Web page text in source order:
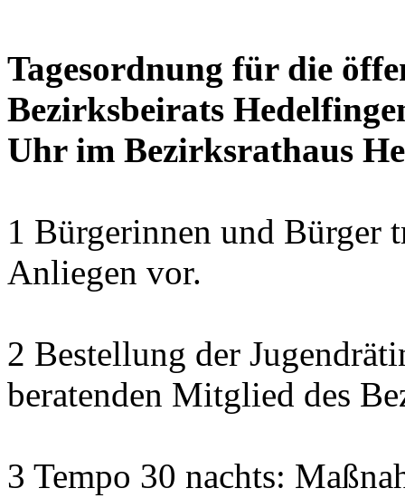
Tagesordnung für die
Bezirksbeirats
Uhr im Bezirksrathaus
1 Bürgerinnen und Bürger
Anliegen vor.
2 Bestellung der
beratenden Mitglied des
3 Tempo 30 nachts: